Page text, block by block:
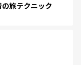
旅テクニック